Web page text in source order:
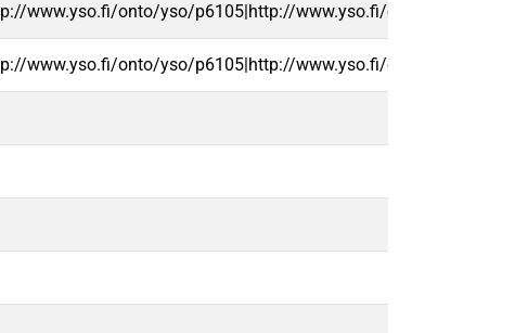
www.yso.fi/onto/yso/p6105|http://www.yso.fi/onto/yso/
www.yso.fi/onto/yso/p6105|http://www.yso.fi/onto/yso/